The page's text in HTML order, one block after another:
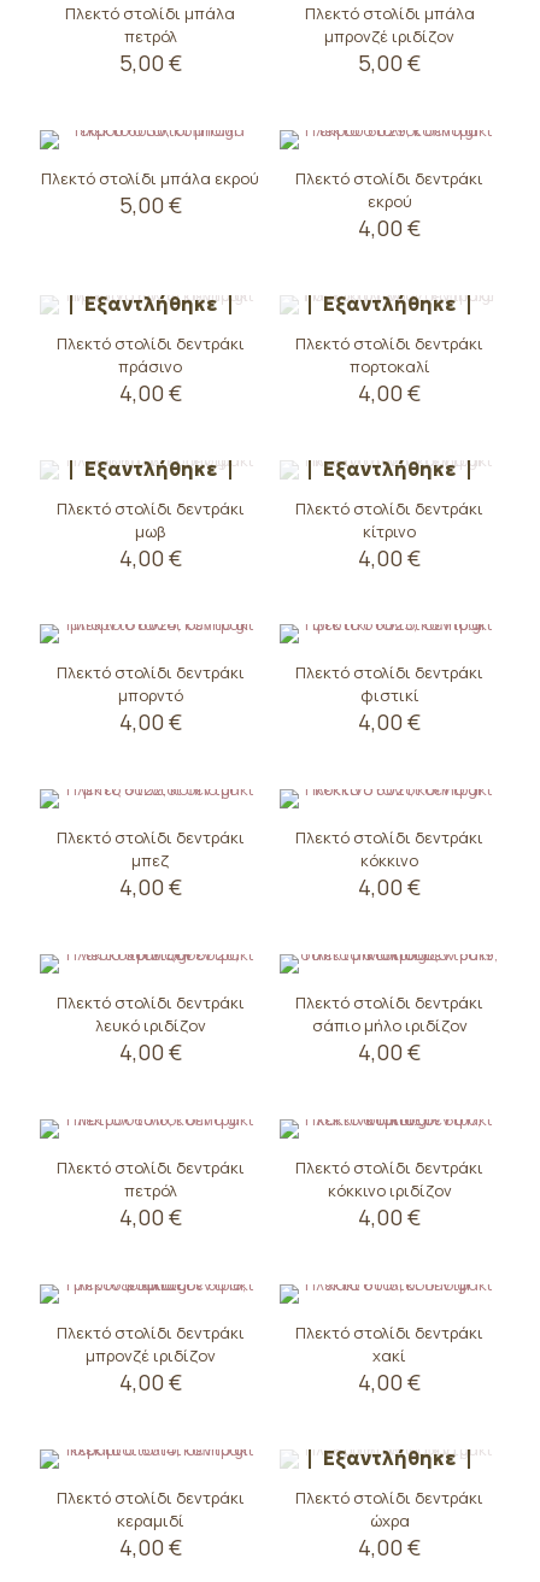
Πλεκτό στολίδι μπάλα
πετρόλ
5,00 €
Πλεκτό στολίδι μπάλα
μπρονζέ ιριδίζον
5,00€
Πλεκτό στολίδι μπάλα εκρού
5,00 €
Πλεκτό στολίδι δεντράκι
εκρού
4,00€
Εξαντλήθηκε
Πλεκτό στολίδι δεντράκι
πράσινο
4,00 €
Εξαντλήθηκε
Πλεκτό στολίδι δεντράκι
πορτοκαλί
4,00€
Εξαντλήθηκε
Πλεκτό στολίδι δεντράκι
μωβ
4,00 €
Εξαντλήθηκε
Πλεκτό στολίδι δεντράκι
κίτρινο
4,00€
Πλεκτό στολίδι δεντράκι
μπορντό
4,00 €
Πλεκτό στολίδι δεντράκι
φιστικί
4,00€
Πλεκτό στολίδι δεντράκι
μπεζ
4,00 €
Πλεκτό στολίδι δεντράκι
κόκκινο
4,00€
Πλεκτό στολίδι δεντράκι
λευκό ιριδίζον
4,00 €
Πλεκτό στολίδι δεντράκι
σάπιο μήλο ιριδίζον
4,00€
Πλεκτό στολίδι δεντράκι
πετρόλ
4,00 €
Πλεκτό στολίδι δεντράκι
κόκκινο ιριδίζον
4,00€
Πλεκτό στολίδι δεντράκι
μπρονζέ ιριδίζον
4,00 €
Πλεκτό στολίδι δεντράκι
χακί
4,00€
Πλεκτό στολίδι δεντράκι
κεραμιδί
4,00 €
Εξαντλήθηκε
Πλεκτό στολίδι δεντράκι
ώχρα
4,00€